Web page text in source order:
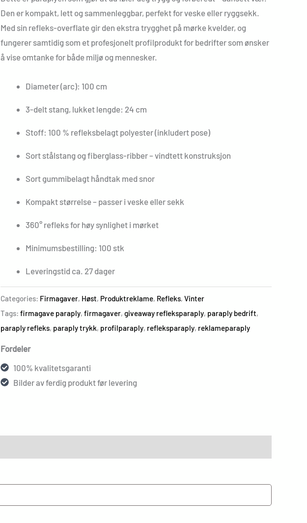
Den er kompakt, lett og sammenleggbar, perfekt for veske eller ryggsekk.
Med sin refleks-overflate gir den ekstra trygghet på mørke kvelder, og
fungerer samtidig som et profesjonelt profilprodukt for bedrifter som ønsker
å vise omtanke for både miljø og mennesker.
Diameter (arc): 100 cm
3-delt stang, lukket lengde: 24 cm
Stoff: 100 % refleksbelagt polyester (inkludert pose)
Sort stålstang og fiberglass-ribber – vindtett konstruksjon
Sort gummibelagt håndtak med snor
Kompakt størrelse – passer i veske eller sekk
360° refleks for høy synlighet i mørket
Minimumsbestilling: 100 stk
Leveringstid ca. 27 dager
Categories: Firmagaver, Høst, Produktreklame, Refleks, Vinter
Tags: firmagave paraply, firmagaver, giveaway refleksparaply, paraply bedrift,
paraply refleks, paraply trykk, profilparaply, refleksparaply, reklameparaply
Fordeler
100% kvalitetsgaranti
Bilder av ferdig produkt før levering